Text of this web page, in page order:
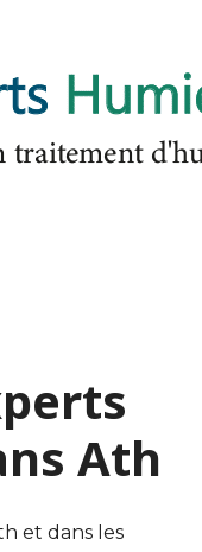
Ath
et dans les